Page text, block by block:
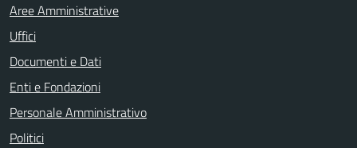
Aree Amministrative
Uffici
Documenti e Dati
Enti e Fondazioni
Personale Amministrativo
Politici